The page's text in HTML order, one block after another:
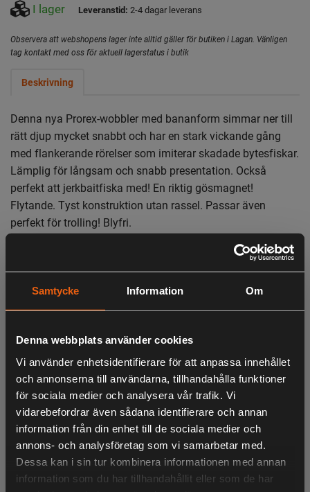
Samtycke Information Om
Denna webbplats använder cookies
Vi använder enhetsidentifierare för att anpassa innehållet
och annonserna till användarna, tillhandahålla funktioner
för sociala medier och analysera vår trafik. Vi
vidarebefordrar även sådana identifierare och annan
information från din enhet till de sociala medier och
annons- och analysföretag som vi samarbetar med.
Dessa kan i sin tur kombinera informationen med annan
information som du har tillhandahållit eller som de har
I lager Leveranstid: 2-4 dagar leverans
Observera att webshopens lager inte alltid gäller för butiken i Lagan. Vänligen
tag kontakt med oss för aktuell lagerstatus i butik
Beskrivning
Denna nya Prorex-wobbler med bananform simmar ner till
rätt djup mycket snabbt och har en stark vickande gång
med flankerande rörelser som imiterar skadade bytesfiskar.
Lämplig för långsam och snabb presentation. Också
perfekt att jerkbaitfiska med! En riktig gösmagnet!
Flytande. Tyst konstruktion utan rassel. Passar även
perfekt för trolling! Blyfri.
djup mycket snabbt
Starkt vickande gång med flankerande rörelser
Perfekt för jerkbaitfiske eller trolling
Tyst konstruktion (utan rassel)
Längd: 12cm
Vikt: 26g
LIKNANDE PRODUKTER